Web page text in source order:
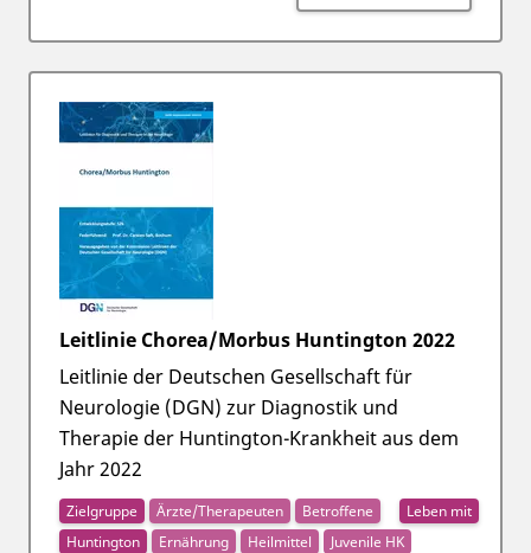
Leitlinie Chorea/Morbus Huntington 2022
Leitlinie der Deutschen Gesellschaft für
Neurologie (DGN) zur Diagnostik und
Therapie der Huntington-Krankheit aus dem
Jahr 2022
Zielgruppe Ärzte/Therapeuten Betroffene
Leben mit
Huntington
Ernährung Heilmittel
Juvenile HK